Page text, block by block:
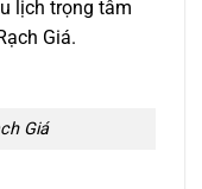
lịch trọng tâm
Giá.
Giá